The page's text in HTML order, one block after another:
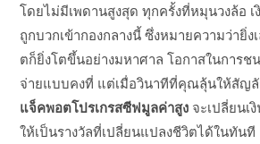
โดยไม่มีเพดานสูงสุด ทุกครั้งที่หมุนวงล้อ
ถูกบวกเข้ากองกลางนี้ ซึ่งหมายความว่ายิ่
ตก็ยิ่งโตขึ้นอย่างมหาศาล โอกาสในการช
จ่ายแบบคงที่ แต่เมื่อวินาทีที่คุณลุ้นให้สัญ
แจ็คพอตโปรเกรสซีฟมูลค่าสูง จะเปลี่ยนเ
ให้เป็นรางวัลที่เปลี่ยนแปลงชีวิตได้ในทันที